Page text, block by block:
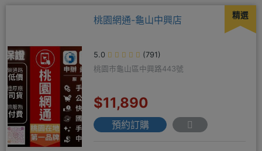
精選
桃園網通-龜山中興店
5.0
(791)
桃園市龜山區中興路443號
$11,890
預約訂購